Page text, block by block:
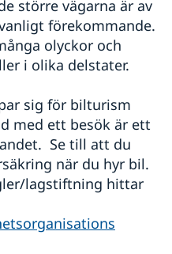
kort
en bokning?
för barn födda
medborgarskap
säkerhet
större vägarna är av
förekommande.
olyckor och
i olika delstater.
sig för bilturism
med ett besök är ett
Se till att du
när du hyr bil.
lagstiftning hittar